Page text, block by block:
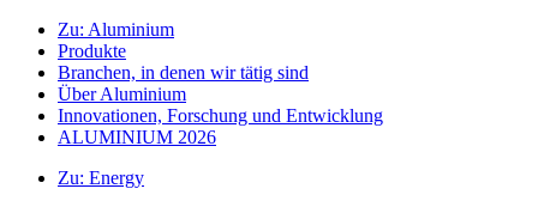
Zu: Aluminium
Produkte
Branchen, in denen wir tätig sind
Über Aluminium
Innovationen, Forschung und Entwicklung
ALUMINIUM 2026
Zu: Energy